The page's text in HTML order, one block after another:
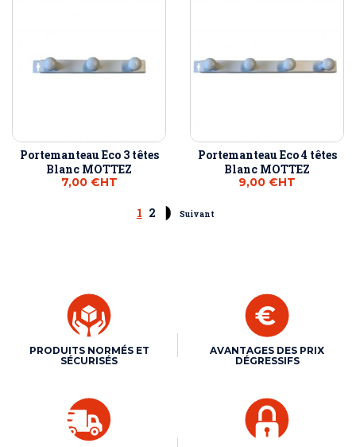
Portemanteau Eco 3 têtes
Blanc MOTTEZ
7,00 €HT
Portemanteau Eco 4 têtes
Blanc MOTTEZ
9,00 €HT
1 2 Suivant
PRODUITS NORMÉS ET
SÉCURISÉS
AVANTAGES DES PRIX
DÉGRESSIFS